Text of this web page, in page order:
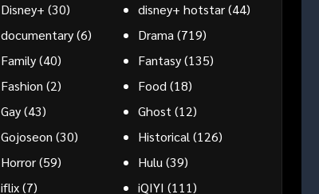
Disney+ (30) disney+ hotstar(44)
documentary(6) Drama(719)
Family(40) Fantasy(135)
Fashion (2) Food(18)
Gay(43) Ghost(12)
Gojoseon (30) Historical(126)
Horror(59) Hulu(39)
iflix(7) iQIYI (111)